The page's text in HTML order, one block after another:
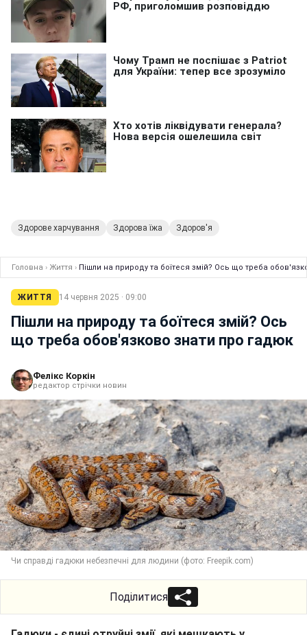
Здорове харчування Здорова їжа Здоров'я
Головна › Життя › Пішли на природу та боїтеся змій? Ось що треба
ЖИТТЯ 14 червня 2025 · 09:00
Пішли на природу та боїтеся змій? Ось
що треба обов'язково знати про гадюк
Фелікс Коркін
редактор стрічки новин
Чи справді гадюки небезпечні для людини (фото: Freepik.com)
Поділитися